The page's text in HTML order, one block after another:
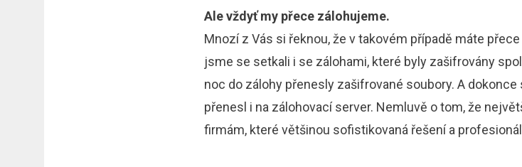
Ale vždyť my přece zálohujeme.
Mnozí z Vás si řeknou, že v takovém případě máte
jsme se setkali i se zálohami, které byly zašifrovány
noc do zálohy přenesly zašifrované soubory. A
přenesl i na zálohovací server. Nemluvě o tom, že
firmám, které většinou sofistikovaná řešení a